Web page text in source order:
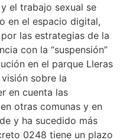
el trabajo sexual se
en el espacio digital,
las estrategias de la
con la “suspensión”
en el parque Lleras
sobre la
en cuenta las
otras comunas y en
y ha sucedido más
0248 tiene un plazo